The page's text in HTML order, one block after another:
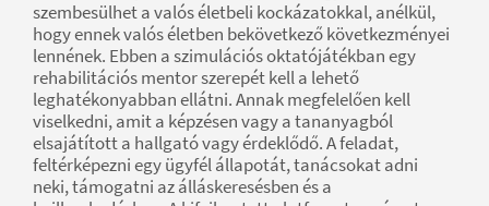
szembesülhet a valós életbeli kockázatokkal, anélkül,
hogy ennek valós életben bekövetkező következményei
lennének. Ebben a szimulációs oktatójátékban egy
rehabilitációs mentor szerepét kell a lehető
leghatékonyabban ellátni. Annak megfelelően kell
viselkedni, amit a képzésen vagy a tananyagból
elsajátított a hallgató vagy érdeklődő. A feladat,
feltérképezni egy ügyfél állapotát, tanácsokat adni
neki, támogatni az álláskeresésben és a